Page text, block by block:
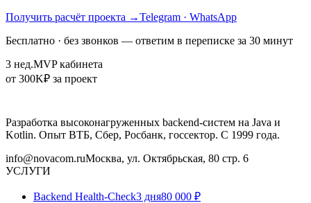
Получить расчёт проекта →Telegram · WhatsApp
Бесплатно · без звонков — ответим в переписке за 30 минут
3 нед.MVP кабинета
от 300K₽ за проект
Разработка высоконагруженных backend-систем на Java и
Kotlin. Опыт ВТБ, Сбер, Росбанк, госсектор. С 1999 года.
info@novacom.ruМосква, ул. Октябрьская, 80 стр. 6
УСЛУГИ
Backend Health-Check3 дня80 000 ₽